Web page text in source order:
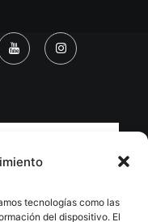
tecnologías como las
del dispositivo. El